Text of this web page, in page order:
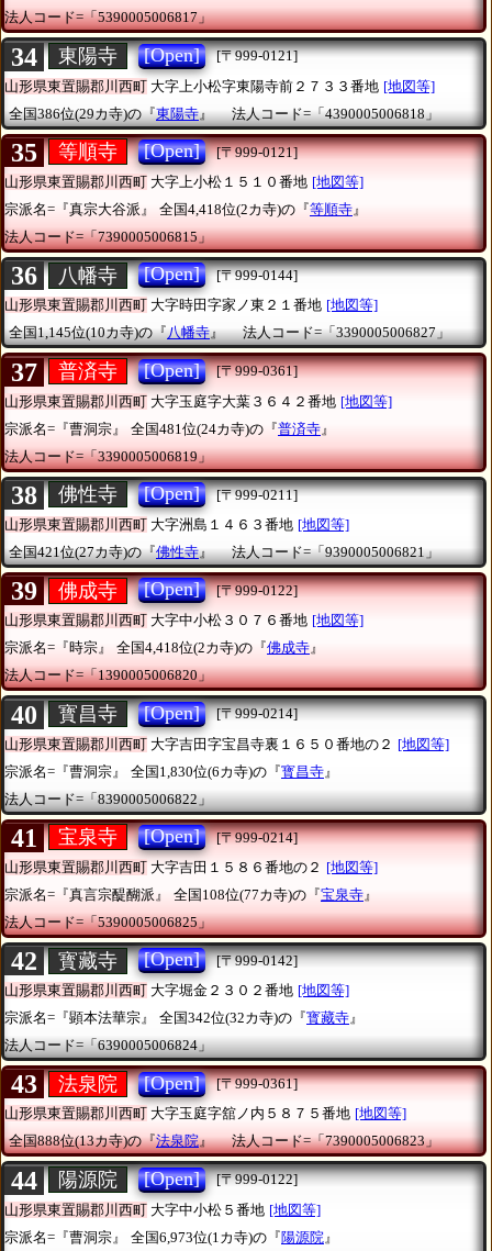
法人コード=「5390005006817」
34 東陽寺 [Open]
[〒999-0121]
山形県東置賜郡川西町 大字上小松字東陽寺前２７３３番地 [地図等]
全国386位(29カ寺)の『東陽寺』 法人コード=「4390005006818」
35 等順寺 [Open]
[〒999-0121]
山形県東置賜郡川西町 大字上小松１５１０番地 [地図等]
宗派名=『真宗大谷派』
全国4,418位(2カ寺)の『等順寺 』
法人コード=「7390005006815」
36 八幡寺 [Open]
[〒999-0144]
山形県東置賜郡川西町 大字時田字家ノ東２１番地 [地図等]
全国1,145位(10カ寺)の『八幡寺』 法人コード=「3390005006827」
37 普済寺 [Open]
[〒999-0361]
山形県東置賜郡川西町 大字玉庭字大葉３６４２番地 [地図等]
宗派名=『曹洞宗』
全国481位(24カ寺)の『普済寺 』
法人コード=「3390005006819」
38 佛性寺 [Open]
[〒999-0211]
山形県東置賜郡川西町 大字洲島１４６３番地 [地図等]
全国421位(27カ寺)の『佛性寺』 法人コード=「9390005006821」
39 佛成寺 [Open]
[〒999-0122]
山形県東置賜郡川西町 大字中小松３０７６番地 [地図等]
宗派名=『時宗』
全国4,418位(2カ寺)の『佛成寺』
法人コード=「1390005006820」
40 寳昌寺 [Open]
[〒999-0214]
山形県東置賜郡川西町 大字吉田字宝昌寺裏１６５０番地の２ [地図等]
宗派名=『曹洞宗』
全国1,830位(6カ寺)の『寳昌寺 』
法人コード=「8390005006822」
41 宝泉寺 [Open]
[〒999-0214]
山形県東置賜郡川西町 大字吉田１５８６番地の２ [地図等]
宗派名=『真言宗醍醐派』
全国108位(77カ寺)の『宝泉寺 』
法人コード=「5390005006825」
42 寳藏寺 [Open]
[〒999-0142]
山形県東置賜郡川西町 大字堀金２３０２番地 [地図等]
宗派名=『顕本法華宗』
全国342位(32カ寺)の『寳藏寺』
法人コード=「6390005006824」
43 法泉院 [Open]
[〒999-0361]
山形県東置賜郡川西町 大字玉庭字舘ノ内５８７５番地 [地図等]
全国888位(13カ寺)の『法泉院』 法人コード=「7390005006823」
44 陽源院 [Open]
[〒999-0122]
山形県東置賜郡川西町 大字中小松５番地 [地図等]
宗派名=『曹洞宗』
全国6,973位(1カ寺)の『陽源院 』